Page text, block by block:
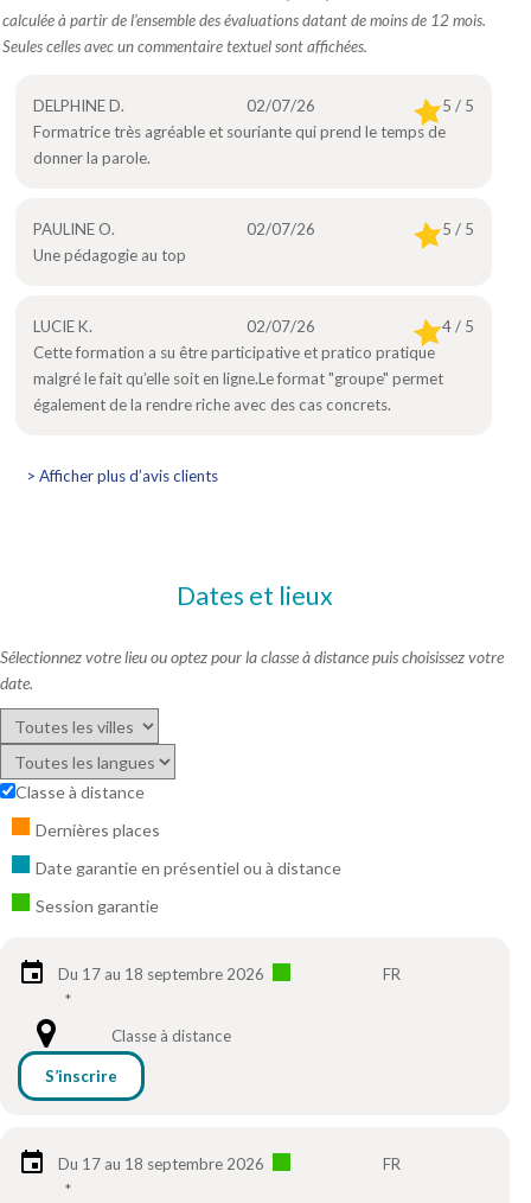
calculée à partir de l’ensemble des évaluations datant de moins de 12 mois.
Seules celles avec un commentaire textuel sont affichées.
DELPHINE D. 02/07/26
5 / 5
Formatrice très agréable et souriante qui prend le temps de
donner la parole.
PAULINE O. 02/07/26
5 / 5
Une pédagogie au top
LUCIE K. 02/07/26
4 / 5
Cette formation a su être participative et pratico pratique
malgré le fait qu’elle soit en ligne.Le format "groupe" permet
également de la rendre riche avec des cas concrets.
> Afficher plus d’avis clients
Dates et lieux
Sélectionnez votre lieu ou optez pour la classe à distance puis choisissez votre
date.
Classe à distance
Dernières places
Date garantie en présentiel ou à distance
Session garantie
Du 17 au 18 septembre 2026
*
FR
Classe à distance
S’inscrire
Du 17 au 18 septembre 2026
*
FR